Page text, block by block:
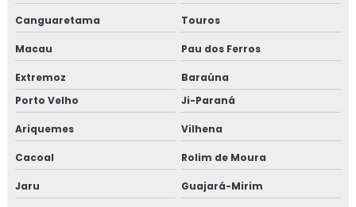
Canguaretama Touros
Macau Pau dos Ferros
Extremoz
Baraúna
Porto Velho
Ji-Paraná
Ariquemes Vilhena
Cacoal Rolim de Moura
Jaru Guajará-Mirim